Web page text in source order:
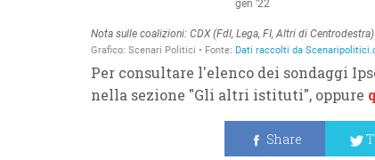
Per consultare l'elenco dei sondaggi
nella sezione "Gli altri istituti", oppure
Share